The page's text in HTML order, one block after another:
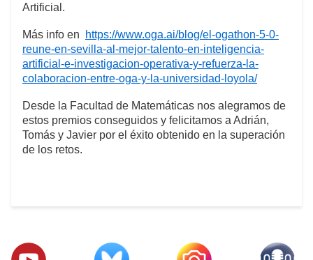
Artificial.
Más info en
https://www.oga.ai/blog/el-ogathon-5-0-
reune-en-sevilla-al-mejor-talento-en-inteligencia-
artificial-e-investigacion-operativa-y-refuerza-la-
colaboracion-entre-oga-y-la-universidad-loyola/
Desde la Facultad de Matemáticas nos alegramos de
estos premios conseguidos y felicitamos a Adrián,
Tomás y Javier por el éxito obtenido en la superación
de los retos.